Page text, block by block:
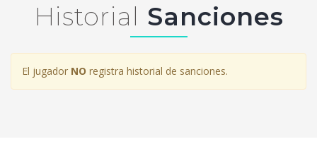
Historial Sanciones
El jugador NO registra historial de sanciones.